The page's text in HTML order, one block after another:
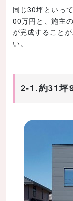
同じ30坪といっ
00万円と、施主
が完成すること
い。
2-1.約31坪